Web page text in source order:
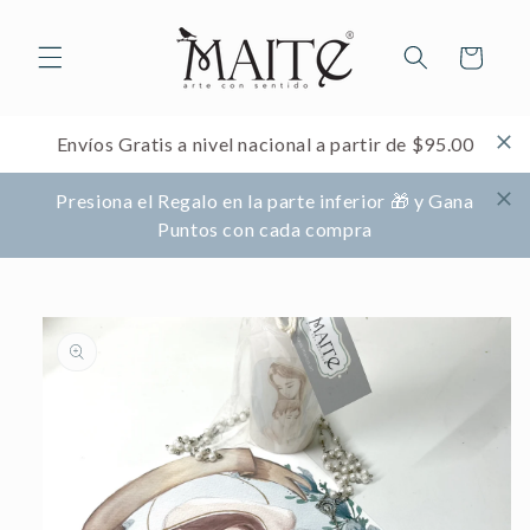
al contenido
Carrito
Envíos Gratis a nivel nacional a partir de $95.00
Presiona el Regalo en la parte inferior 🎁 y Gana
Puntos con cada compra
directamente
a la
información